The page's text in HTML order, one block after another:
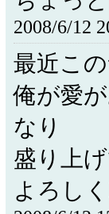
2008/6/12
最近こ
俺が愛
なり
盛り上
よろし